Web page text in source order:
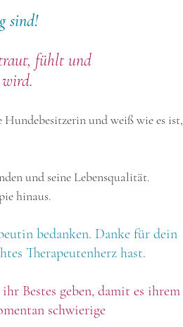
sind!
fühlt und
wird.
Hundebesitzerin und weiß wie es ist,
und seine Lebensqualität.
hinaus.
bedanken. Danke für dein
Therapeutenherz hast.
Bestes geben, damit es ihrem
schwierige